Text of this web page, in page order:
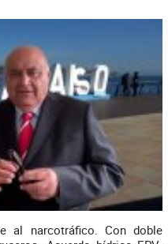
al narcotráfico. Con doble